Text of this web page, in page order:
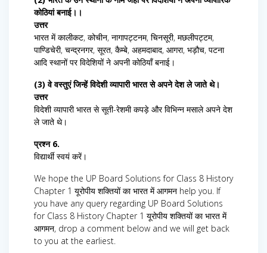
कोठियां बनाई।।
उत्तर
भारत में कालीकट, कोचीन, नागापट्टनम, चिनसूरी, मछलीपट्टम,
पाण्डिचेरी, चन्द्रनगर, सूरत, कैम्बे, अहमदाबाद, आगरा, भड़ौच, पटना
आदि स्थानों पर विदेशियों ने अपनी कोठियाँ बनाई।
(3) वे वस्तुएं जिन्हें विदेशी व्यापारी भारत से अपने देश ले जाते थे।
उत्तर
विदेशी व्यापारी भारत से सूती-रेशमी कपड़े और विभिन्न मसाले अपने देश
ले जाते थे।
प्रश्न 6.
विद्यार्थी स्वयं करें।
We hope the UP Board Solutions for Class 8 History
Chapter 1 यूरोपीय शक्तियों का भारत में आगमन help you. If
you have any query regarding UP Board Solutions
for Class 8 History Chapter 1 यूरोपीय शक्तियों का भारत में
आगमन, drop a comment below and we will get back
to you at the earliest.